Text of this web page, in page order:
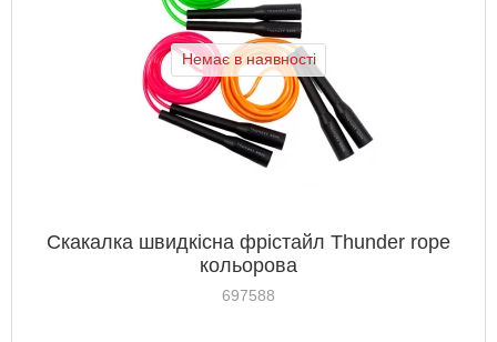
Немає в наявності
Скакалка швидкісна фрістайл Thunder rope
кольорова
697588